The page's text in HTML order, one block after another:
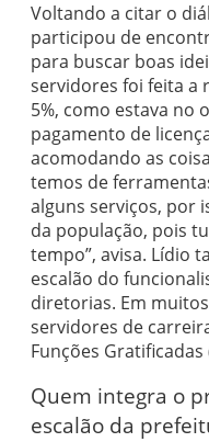
Voltando a citar o
participou de
para buscar boas
servidores foi feita a
5%, como estava no
pagamento de
acomodando as
temos de
alguns serviços, por
da população, pois
tempo”, avisa. Lídio
escalão do
diretorias. Em
servidores de
Funções Gratificadas
Quem integra o
escalão da